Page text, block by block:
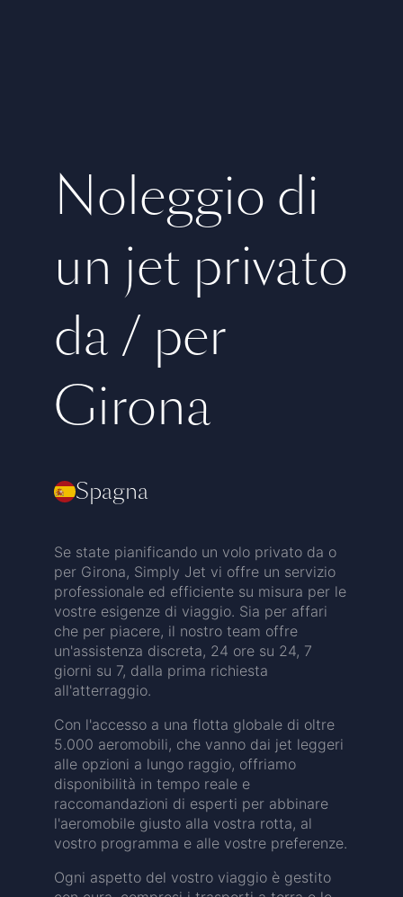
Noleggio di
un jet privato
da / per
Girona
Spagna
Se state pianificando un volo privato da o
per Girona, Simply Jet vi offre un servizio
professionale ed efficiente su misura per le
vostre esigenze di viaggio. Sia per affari
che per piacere, il nostro team offre
un'assistenza discreta, 24 ore su 24, 7
giorni su 7, dalla prima richiesta
all'atterraggio.
Con l'accesso a una flotta globale di oltre
5.000 aeromobili, che vanno dai jet leggeri
alle opzioni a lungo raggio, offriamo
disponibilità in tempo reale e
raccomandazioni di esperti per abbinare
l'aeromobile giusto alla vostra rotta, al
vostro programma e alle vostre preferenze.
Ogni aspetto del vostro viaggio è gestito